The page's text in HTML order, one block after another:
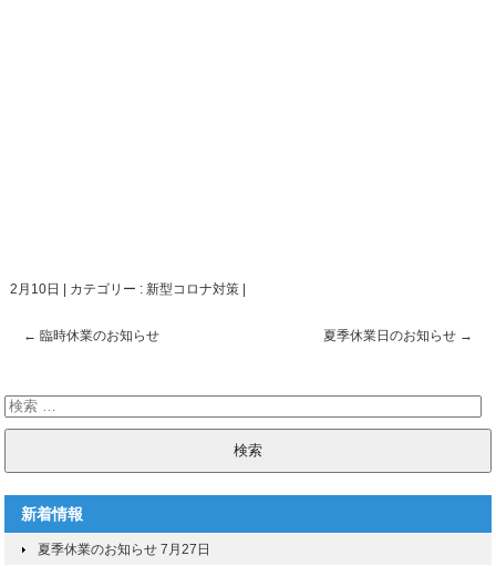
2月10日 カテゴリー : 新型コロナ対策
投
ナ
ビ
シ
ョ
← 臨時休業のお知らせ 夏季休業日のお知らせ →
新着情報
夏季休業のお知らせ 7月27日